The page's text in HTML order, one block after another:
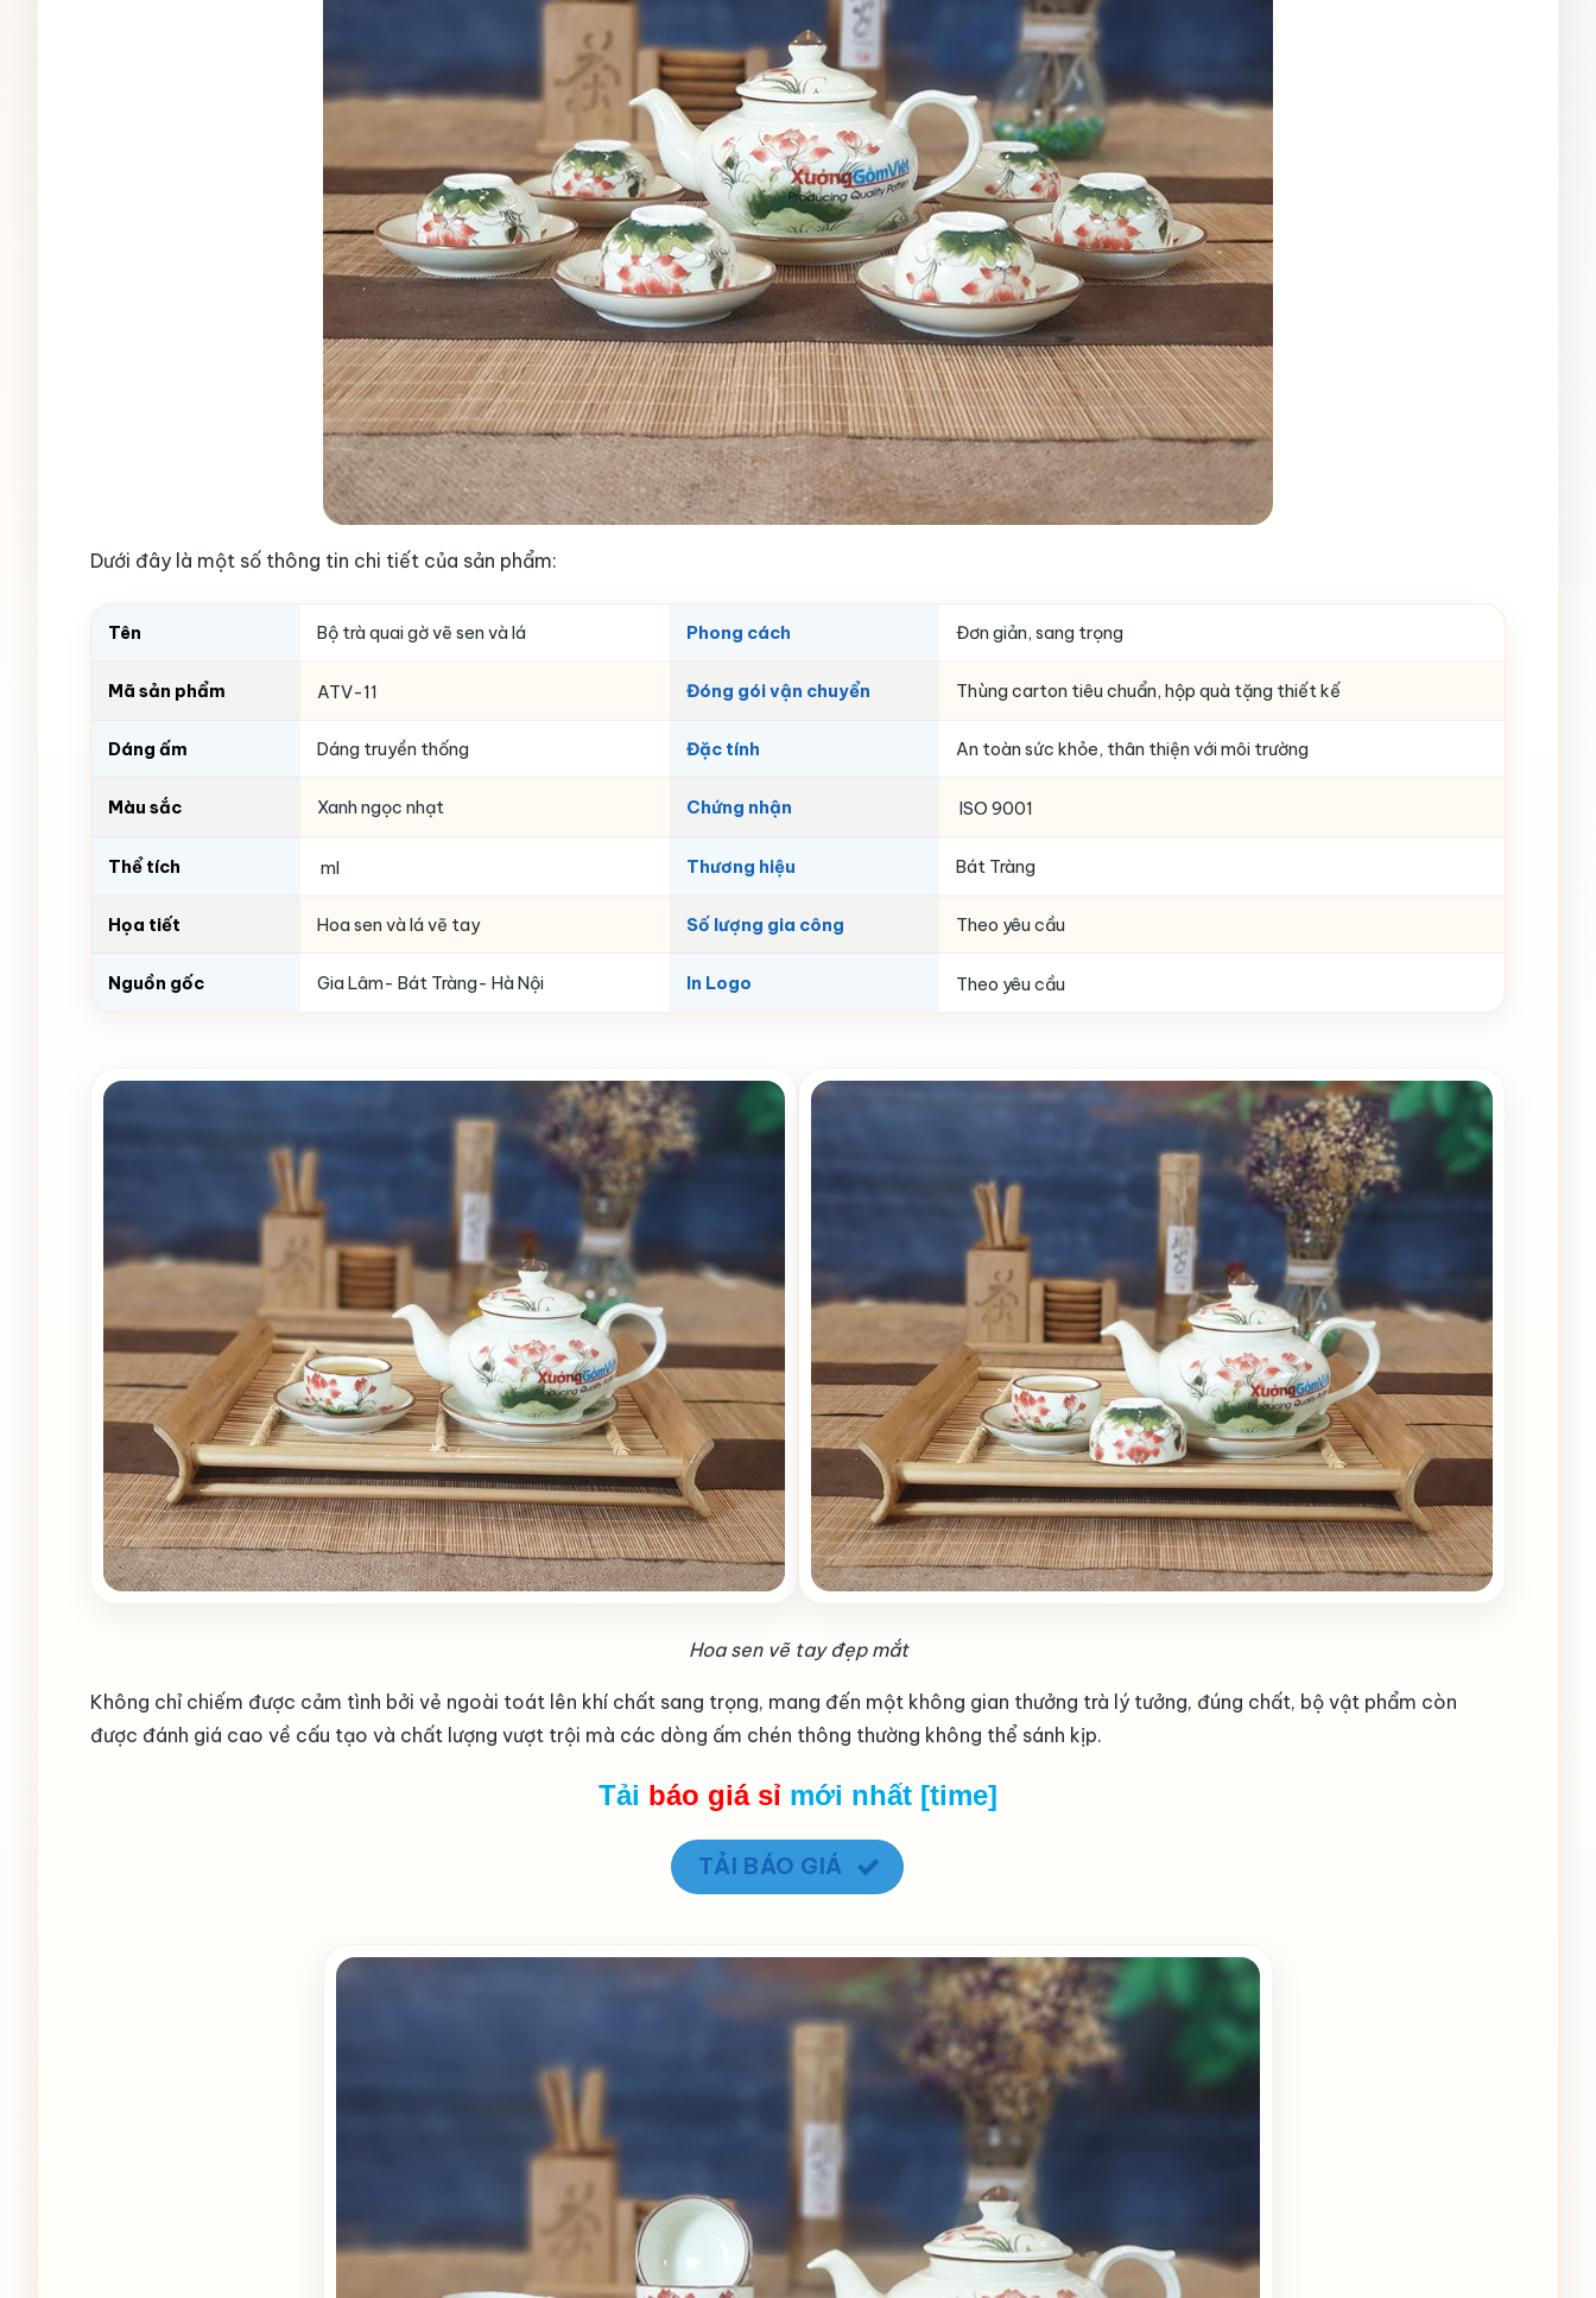
Dưới đây là một số thông tin chi tiết của sản phẩm:
Tên Bộ trà quai gờ vẽ sen và lá Phong cách Đơn giản, sang trọng
Mã sản phẩm ATV-11 Đóng gói vận chuyển Thùng carton tiêu chuẩn, hộp quà tặng thiết kế
Dáng ấm Dáng truyền thống Đặc tính An toàn sức khỏe, thân thiện với môi trường
Màu sắc Xanh ngọc nhạt Chứng nhận ISO 9001
Thể tích ml Thương hiệu Bát Tràng
Họa tiết Hoa sen và lá vẽ tay Số lượng gia công Theo yêu cầu
Nguồn gốc Gia Lâm- Bát Tràng- Hà Nội In Logo Theo yêu cầu
Hoa sen vẽ tay đẹp mắt
Không chỉ chiếm được cảm tình bởi vẻ ngoài toát lên khí chất sang trọng, mang đến một không gian thưởng trà lý tưởng, đúng chất, bộ vật phẩm còn
được đánh giá cao về cấu tạo và chất lượng vượt trội mà các dòng ấm chén thông thường không thể sánh kịp.
Tải báo giá sỉ mới nhất [time]
TẢI BÁO GIÁ